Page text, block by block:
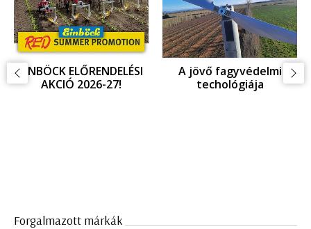
EINBÖCK ELŐRENDELÉSI
AKCIÓ 2026-27!
A jövő fagyvédelmi
techológiája
Forgalmazott márkák